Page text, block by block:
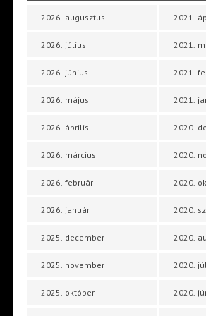
2026. augusztus
2026. július
2026. június
2026. május
2026. április
2026. március
2026. február
2026. január
2025. december
2025. november
2025. október
2021.
2021.
2021.
2021.
2020.
2020.
2020.
2020.
2020.
2020.
2020.